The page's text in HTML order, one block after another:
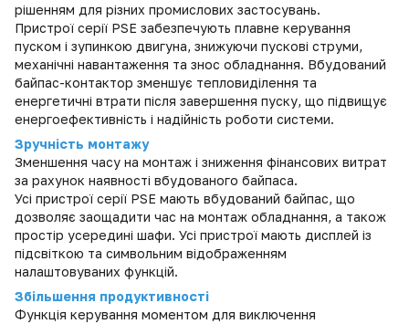
рішенням для різних промислових застосувань.
Пристрої серії PSE забезпечують плавне керування
пуском і зупинкою двигуна, знижуючи пускові струми,
механічні навантаження та знос обладнання. Вбудований
байпас-контактор зменшує тепловиділення та
енергетичні втрати після завершення пуску, що підвищує
енергоефективність і надійність роботи системи.
Зручність монтажу
Зменшення часу на монтаж і зниження фінансових витрат
за рахунок наявності вбудованого байпаса.
Усі пристрої серії PSE мають вбудований байпас, що
дозволяє заощадити час на монтаж обладнання, а також
простір усередині шафи. Усі пристрої мають дисплей із
підсвіткою та символьним відображенням
налаштовуваних функцій.
Збільшення продуктивності
Функція керування моментом для виключення